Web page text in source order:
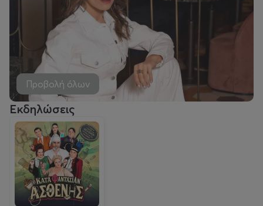
Προβολή όλων
Εκδηλώσεις